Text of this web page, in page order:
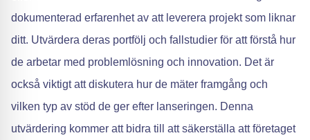
dokumenterad erfarenhet av att leverera projekt som liknar
ditt. Utvärdera deras portfölj och fallstudier för att förstå hur
de arbetar med problemlösning och innovation. Det är
också viktigt att diskutera hur de mäter framgång och
vilken typ av stöd de ger efter lanseringen. Denna
utvärdering kommer att bidra till att säkerställa att företaget